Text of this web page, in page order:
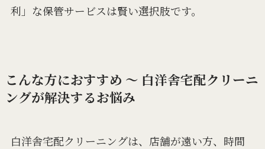
利」な保管サービスは賢い選択肢です。
こんな方におすすめ ～ 白洋舎宅配クリーニ
ングが解決するお悩み
白洋舎宅配クリーニングは、店舗が遠い方、時間